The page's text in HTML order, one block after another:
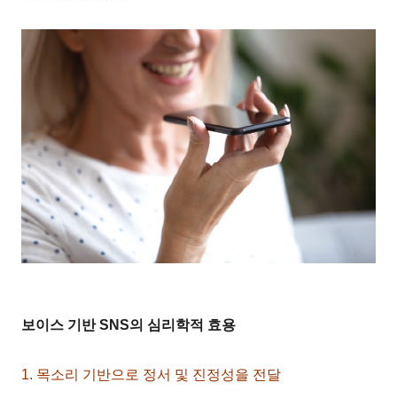
보이스 기반 SNS의 심리학적 효용
1. 목소리 기반으로 정서 및 진정성을 전달